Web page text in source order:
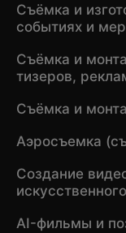
Съёмка и
событиях и
Съёмка и
тизеров,
Съёмка и
Аэросъемка
Создание
AI-фильмы и